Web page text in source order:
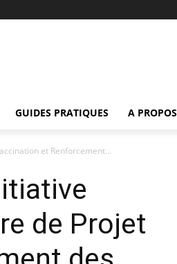
GUIDES PRATIQUES A PROPOS
et Renforcement...
de Projet